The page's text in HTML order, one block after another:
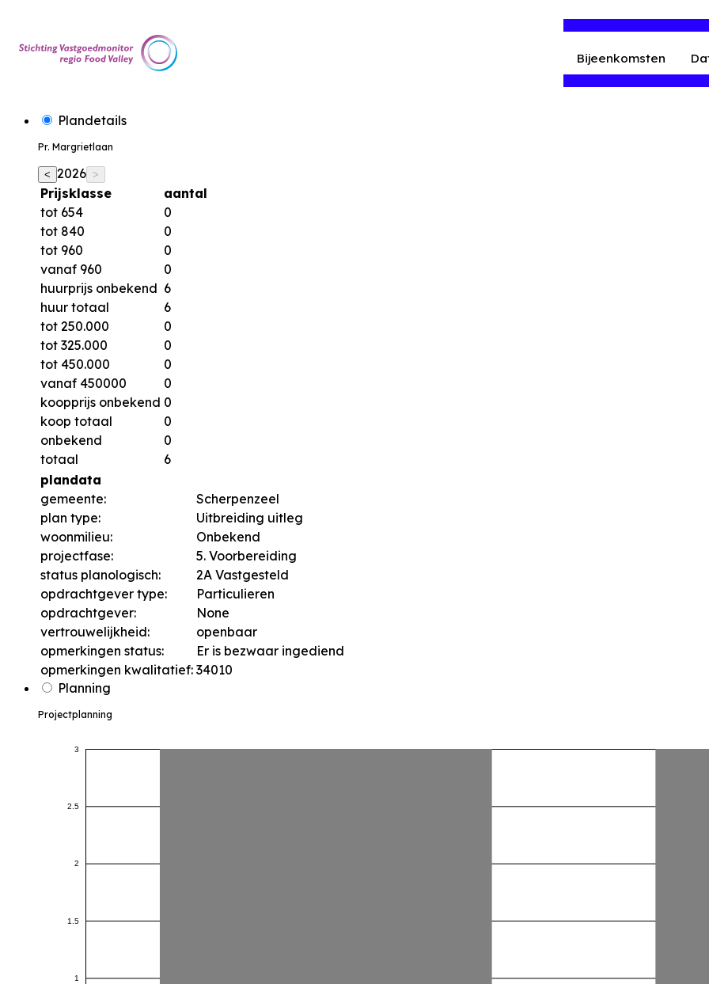
Bijeenkomsten
Plandetails
Pr. Margrietlaan
< 2026 >
Prijsklasse
aantal
tot 654
0
tot 840
0
tot 960
0
vanaf 960
0
huurprijs onbekend 6
huur totaal
6
tot 250.000
0
tot 325.000
0
tot 450.000
0
vanaf 450000
0
koopprijs onbekend 0
koop totaal
0
onbekend
0
totaal
6
plandata
gemeente:
Scherpenzeel
plan type:
Uitbreiding uitleg
woonmilieu:
Onbekend
projectfase:
5. Voorbereiding
status planologisch:
2A Vastgesteld
opdrachtgever type:
Particulieren
opdrachtgever:
None
vertrouwelijkheid:
openbaar
opmerkingen status:
Er is bezwaar ingediend
opmerkingen kwalitatief: 34010
Planning
Projectplanning
1
1.5
2
2.5
3